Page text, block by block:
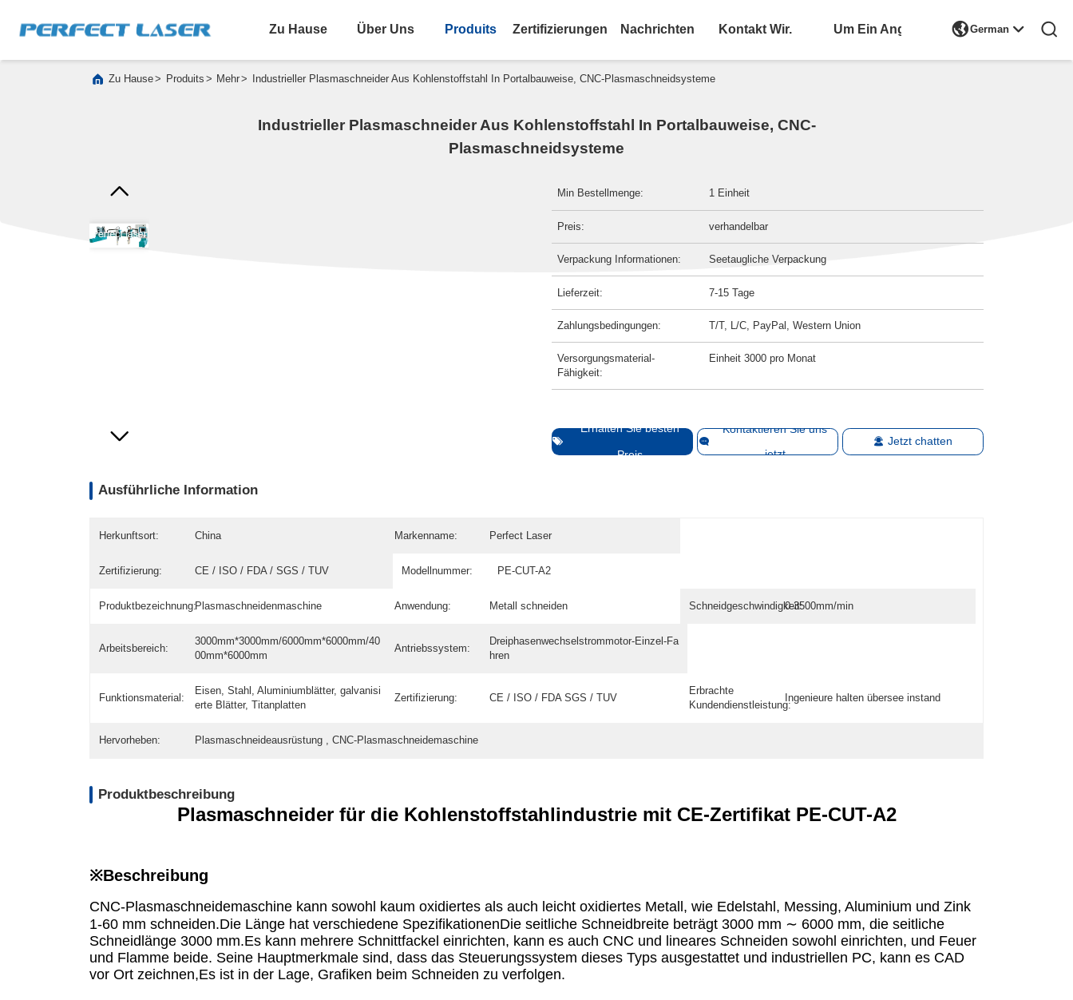
Zu Hause Über Uns Produits Zertifizierungen Nachrichten Kontakt Wir. Bitte Um Ein Angebot German 
Zu Hause> Produits > Mehr> Industrieller Plasmaschneider Aus Kohlenstoffstahl In Portalbauweise, CNC-Plasmaschneidsysteme
Industrieller Plasmaschneider Aus Kohlenstoffstahl In Portalbauweise, CNC-
Plasmaschneidsysteme
Min Bestellmenge: 1 Einheit
Preis: verhandelbar
Verpackung Informationen: Seetaugliche Verpackung
Lieferzeit: 7-15 Tage
Zahlungsbedingungen: T/T, L/C, PayPal, Western Union
Versorgungsmaterial-
Fähigkeit:
Einheit 3000 pro Monat
Erhalten Sie besten
Preis
Kontaktieren Sie uns
jetzt
Jetzt chatten
Ausführliche Information
Herkunftsort: China Markenname: Perfect Laser
Zertifizierung: CE / ISO / FDA / SGS / TUV Modellnummer: PE-CUT-A2
Produktbezeichnung:Plasmaschneidenmaschine Anwendung: Metall schneiden Schneidgeschwindigkeit:0-3500mm/min
Arbeitsbereich:
3000mm*3000mm/6000mm*6000mm/40
00mm*6000mm
Antriebssystem:
Dreiphasenwechselstrommotor-Einzel-Fa
hren
Funktionsmaterial:
Eisen, Stahl, Aluminiumblätter, galvanisi
erte Blätter, Titanplatten
Zertifizierung: CE / ISO / FDA SGS / TUV
Erbrachte
Kundendienstleistung:
Ingenieure halten übersee instand
Hervorheben: Plasmaschneideausrüstung , CNC-Plasmaschneidemaschine
Produktbeschreibung
Plasmaschneider für die Kohlenstoffstahlindustrie mit CE-Zertifikat PE-CUT-A2
※Beschreibung
CNC-Plasmaschneidemaschine kann sowohl kaum oxidiertes als auch leicht oxidiertes Metall, wie Edelstahl, Messing, Aluminium und Zink
1-60 mm schneiden.Die Länge hat verschiedene SpezifikationenDie seitliche Schneidbreite beträgt 3000 mm ∼ 6000 mm, die seitliche
Schneidlänge 3000 mm.Es kann mehrere Schnittfackel einrichten, kann es auch CNC und lineares Schneiden sowohl einrichten, und Feuer
und Flamme beide. Seine Hauptmerkmale sind, dass das Steuerungssystem dieses Typs ausgestattet und industriellen PC, kann es CAD
vor Ort zeichnen,Es ist in der Lage, Grafiken beim Schneiden zu verfolgen.